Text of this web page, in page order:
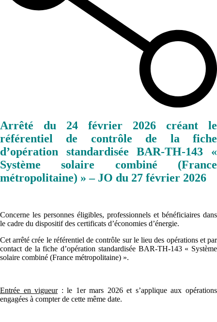
Arrêté du 24 février 2026 créant le
référentiel de contrôle de la fiche
d’opération standardisée BAR-TH-143 «
Système solaire combiné (France
métropolitaine) » – JO du 27 février 2026
Concerne les personnes éligibles, professionnels et bénéficiaires dans
le cadre du dispositif des certificats d’économies d’énergie.
Cet arrêté crée le référentiel de contrôle sur le lieu des opérations et par
contact de la fiche d’opération standardisée BAR-TH-143 « Système
solaire combiné (France métropolitaine) ».
Entrée en vigueur: le 1er mars 2026 et s’applique aux opérations
engagées à compter de cette même date.